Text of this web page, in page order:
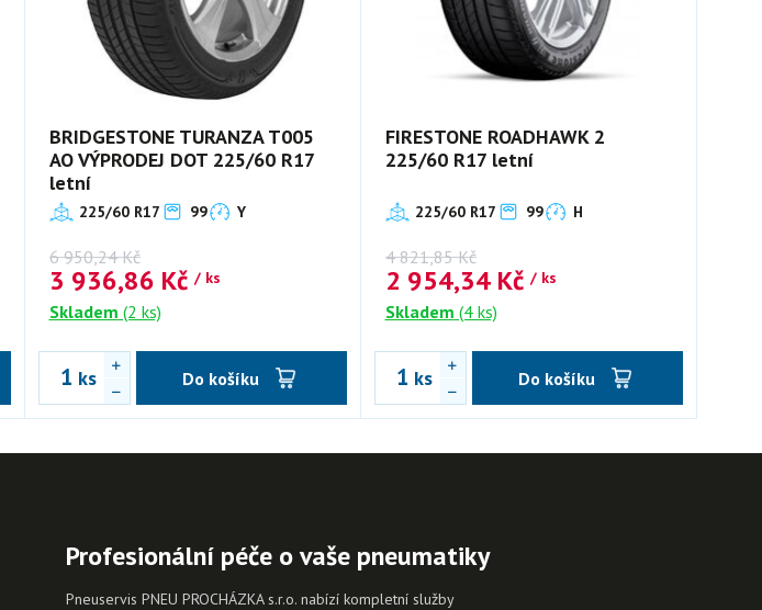
BRIDGESTONE TURANZA T005
AO VÝPRODEJ DOT 225/60 R17
letní
225/60 R17 99 Y
6 950,24 Kč
3 936,86 Kč / ks
Skladem (2 ks)
ks Do košíku
FIRESTONE ROADHAWK 2
225/60 R17 letní
225/60 R17 99 H
4 821,85 Kč
2 954,34 Kč / ks
Skladem (4 ks)
ks Do košíku
Profesionální péče o vaše pneumatiky
Pneuservis PNEU PROCHÁZKA s.r.o. nabízí kompletní služby